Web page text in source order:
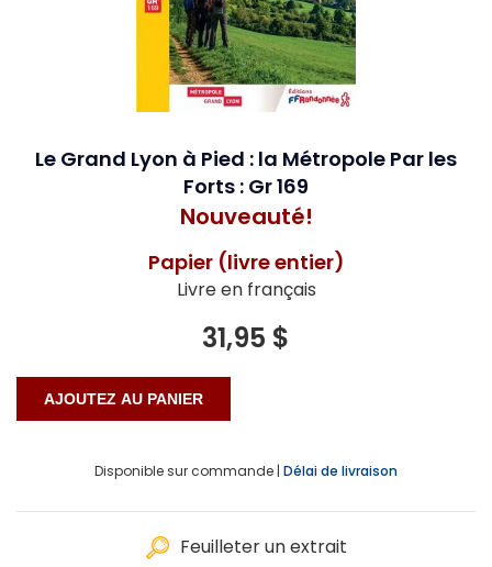
Le Grand Lyon à Pied : la Métropole Par les
Forts : Gr 169
Nouveauté!
Papier (livre entier)
Livre en français
31,95 $
Disponible sur commande | Délai de livraison
Feuilleter un extrait